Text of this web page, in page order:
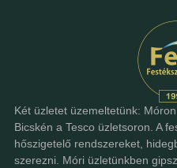
Két üzletet üzemeltetünk:
Bicskén a Tesco üzletsoron. A
hőszigetelő rendszereket,
szerezni. Móri üzletünkben